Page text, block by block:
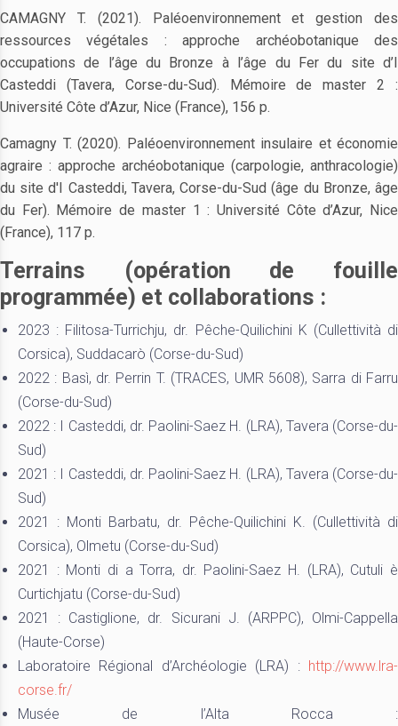
CAMAGNY T. (2021). Paléoenvironnement et gestion des
ressources végétales : approche archéobotanique des
occupations de l’âge du Bronze à l’âge du Fer du site d’I
Casteddi (Tavera, Corse-du-Sud). Mémoire de master 2 :
Université Côte d’Azur, Nice (France), 156 p.
Camagny T. (2020). Paléoenvironnement insulaire et économie
agraire : approche archéobotanique (carpologie, anthracologie)
du site d'I Casteddi, Tavera, Corse-du-Sud (âge du Bronze, âge
du Fer). Mémoire de master 1 : Université Côte d’Azur, Nice
(France), 117 p.
Terrains (opération de fouille
programmée) et collaborations :
2023 : Filitosa-Turrichju, dr. Pêche-Quilichini K (Cullettività di
Corsica), Suddacarò (Corse-du-Sud)
2022 : Basì, dr. Perrin T. (TRACES, UMR 5608), Sarra di Farru
(Corse-du-Sud)
2022 : I Casteddi, dr. Paolini-Saez H. (LRA), Tavera (Corse-du-
Sud)
2021 : I Casteddi, dr. Paolini-Saez H. (LRA), Tavera (Corse-du-
Sud)
2021 : Monti Barbatu, dr. Pêche-Quilichini K. (Cullettività di
Corsica), Olmetu (Corse-du-Sud)
2021 : Monti di a Torra, dr. Paolini-Saez H. (LRA), Cutuli è
Curtichjatu (Corse-du-Sud)
2021 : Castiglione, dr. Sicurani J. (ARPPC), Olmi-Cappella
(Haute-Corse)
Laboratoire Régional d’Archéologie (LRA) : http://www.lra-
corse.fr/
Musée de l’Alta Rocca :